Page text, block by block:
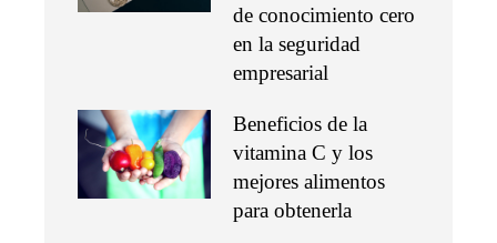
de conocimiento cero
en la seguridad
empresarial
Beneficios de la
vitamina C y los
mejores alimentos
para obtenerla